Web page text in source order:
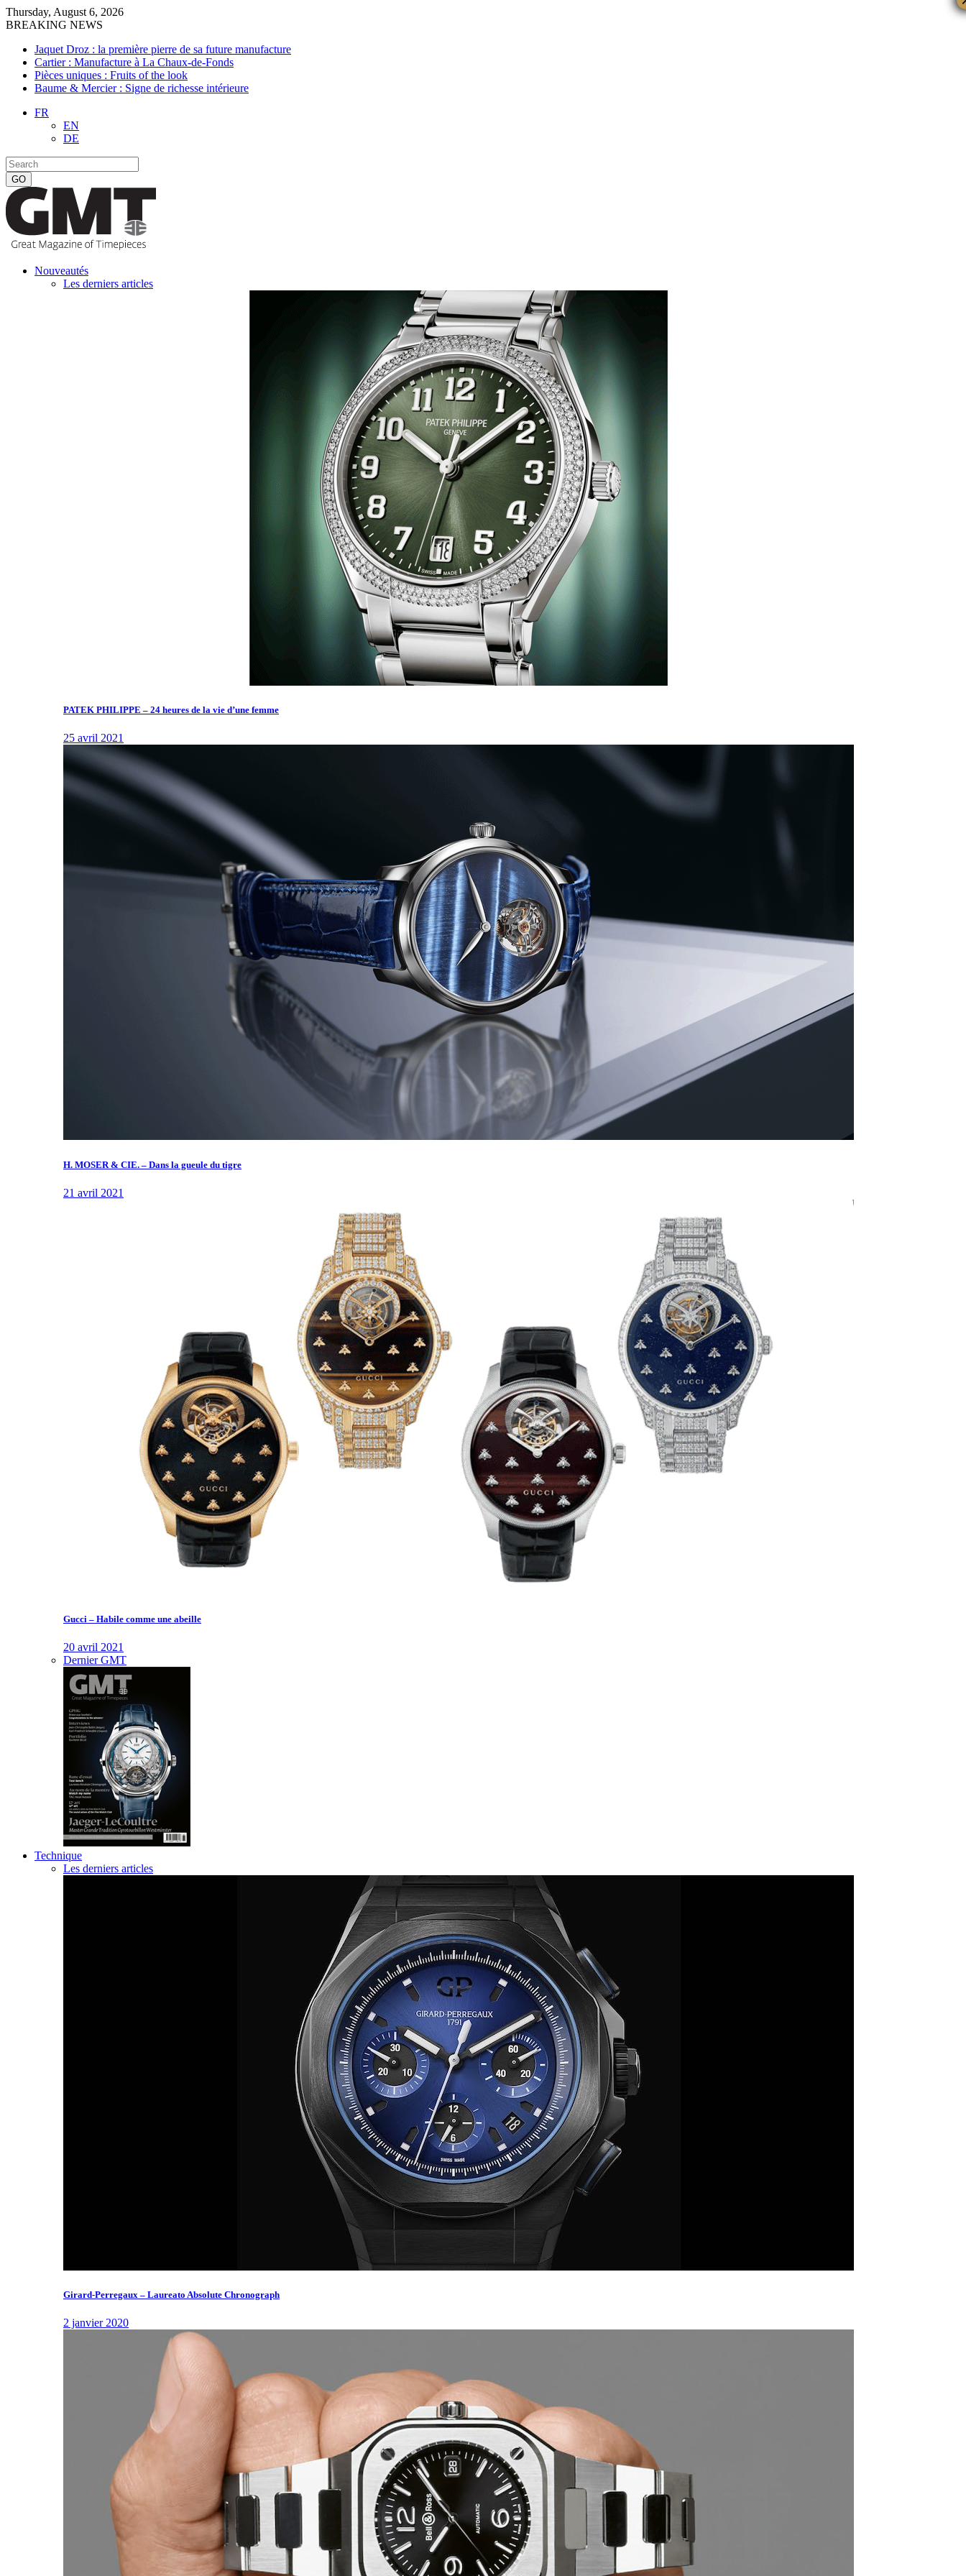
Thursday, August 6, 2026
BREAKING NEWS
Jaquet Droz : la première pierre de sa future manufacture
Cartier : Manufacture à La Chaux-de-Fonds
Pièces uniques : Fruits of the look
Baume & Mercier : Signe de richesse intérieure
FR
EN
DE
Nouveautés
Les derniers articles
PATEK PHILIPPE – 24 heures de la vie d’une femme
25 avril 2021
H. MOSER & CIE. – Dans la gueule du tigre
21 avril 2021
Gucci – Habile comme une abeille
20 avril 2021
Dernier GMT
Technique
Les derniers articles
Girard-Perregaux – Laureato Absolute Chronograph
2 janvier 2020